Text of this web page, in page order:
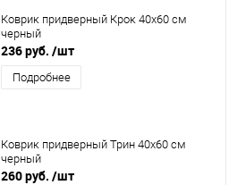
Коврик придверный Крок 40x60 см
черный
236 руб. /шт
Подробнее
Коврик придверный Трин 40x60 см
черный
260 руб. /шт